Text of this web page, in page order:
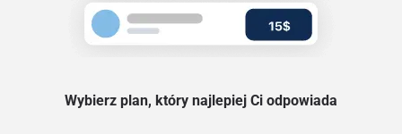
Wybierz plan, który najlepiej Ci odpowiada